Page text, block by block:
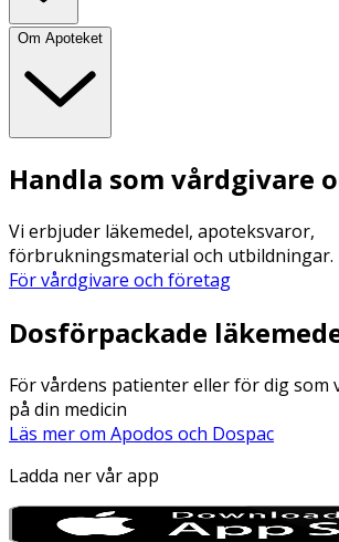
Om Apoteket
Handla som vårdgivare
Vi erbjuder läkemedel, apoteksvaror,
förbrukningsmaterial och utbildningar.
För vårdgivare och företag
Dosförpackade
För vårdens patienter eller för dig som
på din medicin
Läs mer om Apodos och Dospac
Ladda ner vår app